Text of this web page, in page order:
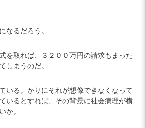
なるだろう。
を取れば、３２００万円の請求もまった
しまうのだ。
いる。かりにそれが想像できなくなって
いるとすれば、その背景に社会病理が横
か。